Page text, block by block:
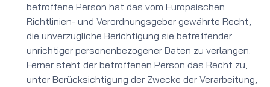
betroffene Person hat das vom Europäischen
Richtlinien- und Verordnungsgeber gewährte Recht,
die unverzügliche Berichtigung sie betreffender
unrichtiger personenbezogener Daten zu verlangen.
Ferner steht der betroffenen Person das Recht zu,
unter Berücksichtigung der Zwecke der Verarbeitung,